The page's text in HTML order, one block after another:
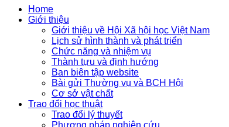
Home
Giới thiệu
Giới thiệu về Hội Xã hội học Việt Nam
Lịch sử hình thành và phát triển
Chức năng và nhiệm vụ
Thành tựu và định hướng
Ban biên tập website
Bài gửi Thường vụ và BCH Hội
Cơ sở vật chất
Trao đổi học thuật
Trao đổi lý thuyết
Phương pháp nghiên cứu